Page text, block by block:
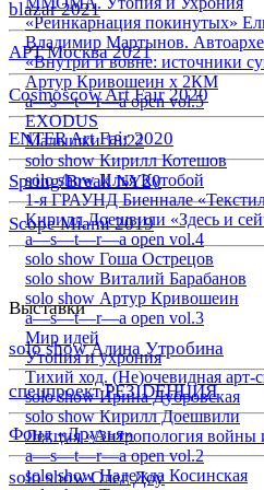
blazar 2021
АРТ Москва 2021
Cosmoscow Art Fair 2020
ENTER Art Fair 2020
Spring/Break NY20
Scope Miami 2019
Выставки
solo show Алина Утробина
спецпроект РЕЗIDЕНЦИЯ
Фонд «Друзья»
solo show Олег Доу
«Реинкарнация покинутых»
Владимир Мартынов.
«Внутри и вовне: источники
Артур Кривошеин х 2КМ
a—s—t—r—a open vol.5
EXODUS
Малышки 18:22
solo show Кирилл Котешов
solo show Илья Кутобой
1-я ГРАУНД Биеннале
Кирилл Доешвили «Здесь и
a—s—t—r—a open vol.4
solo show Гоша Острецов
solo show Виталий Барабанов
solo show Артур Кривошеин
a—s—t—r—a open vol.3
Мир идей
Утопия и ухрония
Тихий ход. (Не)очевидная арт-
solo show Ирина Дубровская
solo show Кирилл Доешвили
Лекция «Антропология войны
a—s—t—r—a open vol.2
solo show Надежда Косинская